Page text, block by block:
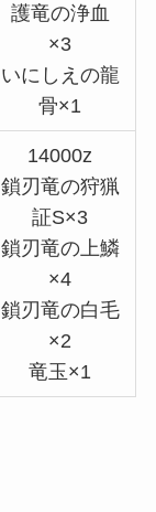
護竜の浄血
×3
いにしえの龍
骨×1
14000z
鎖刃竜の狩猟
証S×3
鎖刃竜の上鱗
×4
鎖刃竜の白毛
×2
竜玉×1